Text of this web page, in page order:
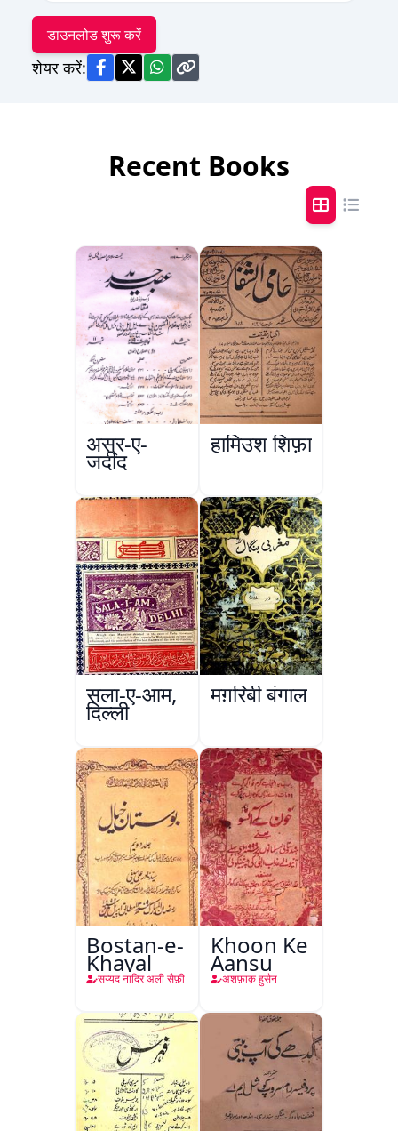
डाउनलोड शुरू करें
शेयर करें:
Recent Books
अस्र-ए-
जदीद
हामिउश शिफ़ा
सला-ए-आम,
दिल्ली
मग़रिबी बंगाल
Bostan-e-
Khayal
सय्यद नादिर अली सैफ़ी
Khoon Ke
Aansu
अशफ़ाक़ हुसैन